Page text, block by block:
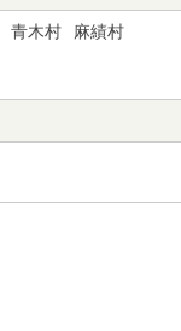
青木村
麻績村